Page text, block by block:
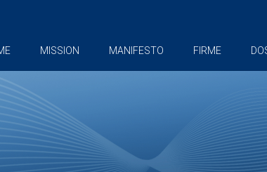
MISSION MANIFESTO FIRME